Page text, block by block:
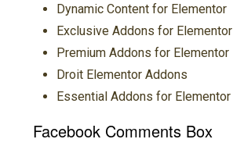
Dynamic Content for Elementor
Exclusive Addons for Elementor
Premium Addons for Elementor
Droit Elementor Addons
Essential Addons for Elementor
Facebook Comments Box